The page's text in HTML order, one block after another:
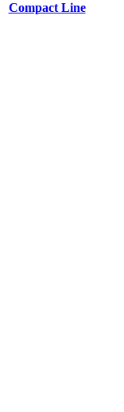
Compact Line